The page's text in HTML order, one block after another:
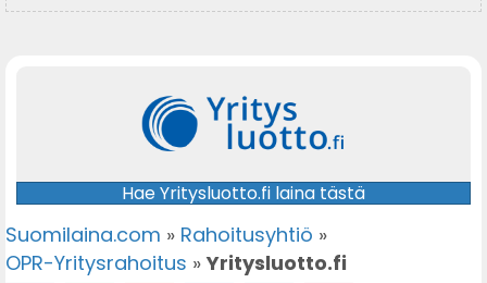
Hae Yritysluotto.fi laina tästä
Suomilaina.com » Rahoitusyhtiö »
OPR-Yritysrahoitus » Yritysluotto.fi